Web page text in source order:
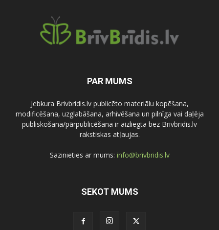
PAR MUMS
Jebkura Brivbridis.lv publicēto materiālu kopēšana,
modificēšana, uzglabāšana, arhivēšana un pilnīga vai daļēja
publiskošana/pārpublicēšana ir aizliegta bez Brivbridis.lv
rakstiskas atļaujas.
Sazinieties ar mums: info@brivbridis.lv
SEKOT MUMS